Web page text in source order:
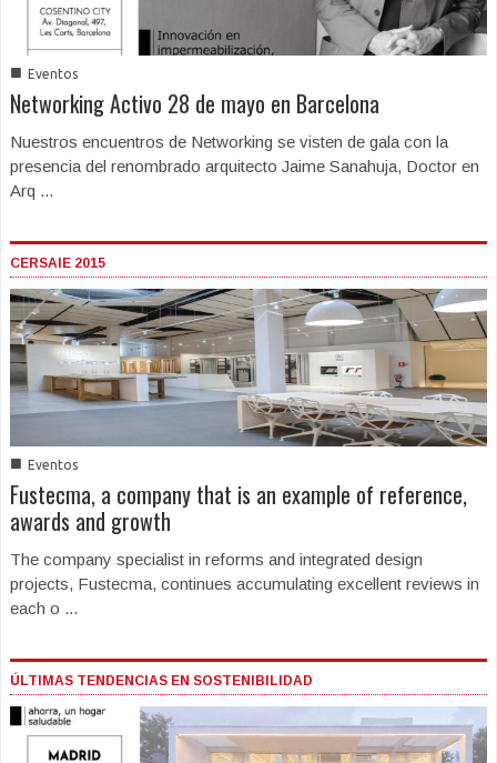
■ Eventos
Networking Activo 28 de mayo en Barcelona
Nuestros encuentros de Networking se visten de gala con la
presencia del renombrado arquitecto Jaime Sanahuja, Doctor en
Arq ...
CERSAIE 2015
■ Eventos
Fustecma, a company that is an example of reference,
awards and growth
The company specialist in reforms and integrated design
projects, Fustecma, continues accumulating excellent reviews in
each o ...
ÚLTIMAS TENDENCIAS EN SOSTENIBILIDAD